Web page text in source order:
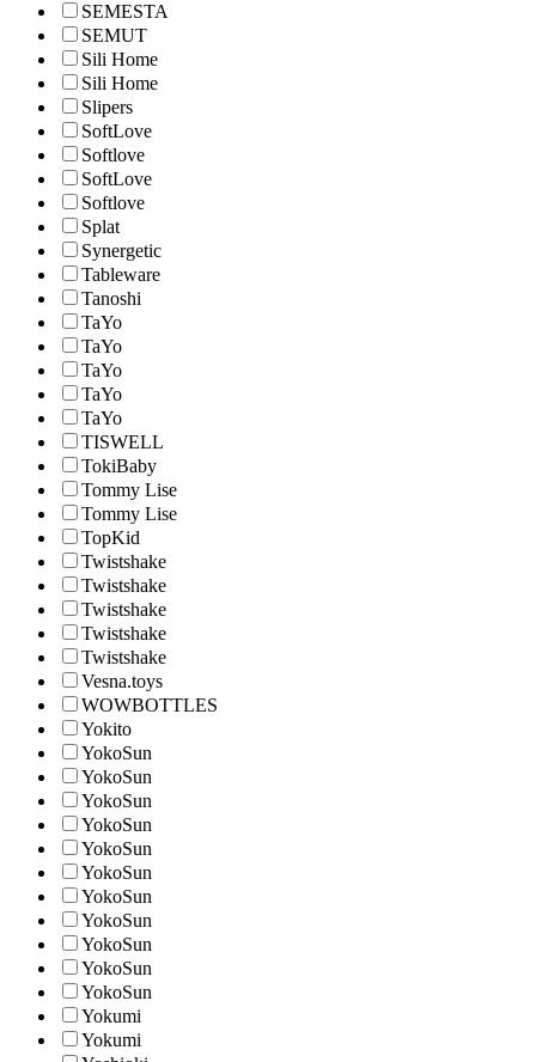
SEMESTA
SEMUT
Sili Home
Sili Home
Slipers
SoftLove
Softlove
SoftLove
Softlove
Splat
Synergetic
Tableware
Tanoshi
TaYo
TaYo
TaYo
TaYo
TaYo
TISWELL
TokiBaby
Tommy Lise
Tommy Lise
TopKid
Twistshake
Twistshake
Twistshake
Twistshake
Twistshake
Vesna.toys
WOWBOTTLES
Yokito
YokoSun
YokoSun
YokoSun
YokoSun
YokoSun
YokoSun
YokoSun
YokoSun
YokoSun
YokoSun
YokoSun
Yokumi
Yokumi